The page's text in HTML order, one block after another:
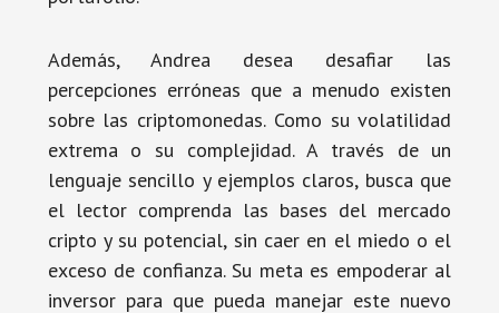
Además, Andrea desea desafiar las
percepciones erróneas que a menudo existen
sobre las criptomonedas. Como su volatilidad
extrema o su complejidad. A través de un
lenguaje sencillo y ejemplos claros, busca que
el lector comprenda las bases del mercado
cripto y su potencial, sin caer en el miedo o el
exceso de confianza. Su meta es empoderar al
inversor para que pueda manejar este nuevo